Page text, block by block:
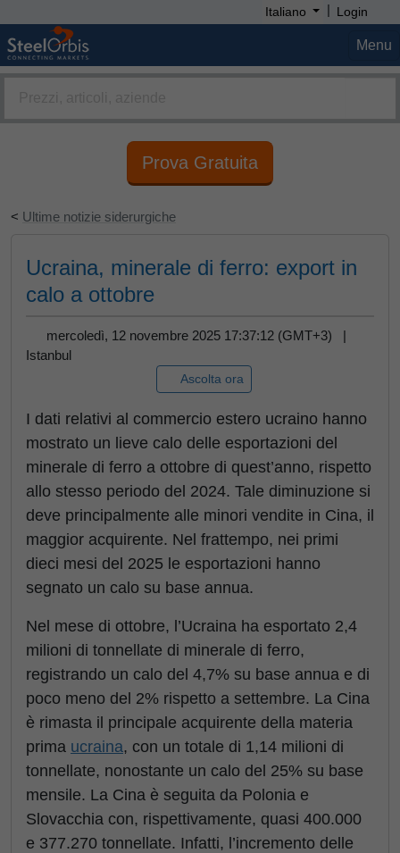
Italiano | Login
Menu
Prova Gratuita
< Ultime notizie siderurgiche
Ucraina, minerale di ferro: export in
calo a ottobre
mercoledì, 12 novembre 2025 17:37:12 (GMT+3) |
Istanbul
Ascolta ora
I dati relativi al commercio estero ucraino hanno
mostrato un lieve calo delle esportazioni del
minerale di ferro a ottobre di quest’anno, rispetto
allo stesso periodo del 2024. Tale diminuzione si
deve principalmente alle minori vendite in Cina, il
maggior acquirente. Nel frattempo, nei primi
dieci mesi del 2025 le esportazioni hanno
segnato un calo su base annua.
Nel mese di ottobre, l’Ucraina ha esportato 2,4
milioni di tonnellate di minerale di ferro,
registrando un calo del 4,7% su base annua e di
poco meno del 2% rispetto a settembre. La Cina
è rimasta il principale acquirente della materia
prima ucraina, con un totale di 1,14 milioni di
tonnellate, nonostante un calo del 25% su base
mensile. La Cina è seguita da Polonia e
Slovacchia con, rispettivamente, quasi 400.000
e 377.270 tonnellate. Infatti, l’incremento delle